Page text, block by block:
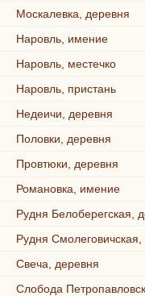
Москалевка, деревня
Наровль, имение
Наровль, местечко
Наровль, пристань
Недеичи, деревня
Половки, деревня
Провтюки, деревня
Романовка, имение
Рудня Белоберегская,
Рудня Смолеговичская,
Свеча, деревня
Слобода